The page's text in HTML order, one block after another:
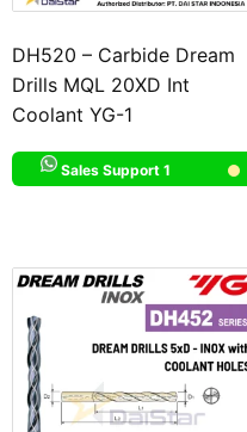
DH520 – Carbide Dream
Drills MQL 20XD Int
Coolant YG-1
Sales Support 1